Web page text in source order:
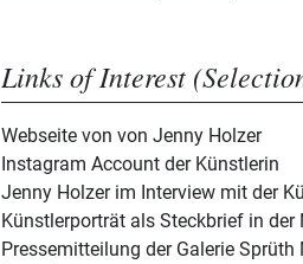
Links of Interest
Webseite von von Jenny Holzer
Instagram Account der Künstlerin
Jenny Holzer im Interview mit der
Künstlerporträt als Steckbrief in der
Pressemitteilung der Galerie Sprüth